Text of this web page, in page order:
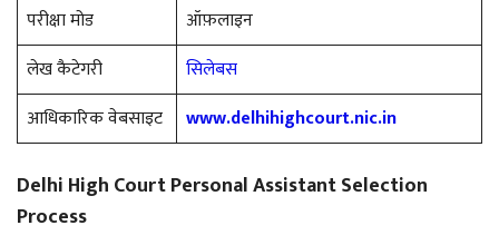
परीक्षा मोड
ऑफ़लाइन
लेख कैटेगरी
सिलेबस
आधिकारिक वेबसाइट
www.delhihighcourt.nic.in
Delhi High Court Personal Assistant Selection
Process